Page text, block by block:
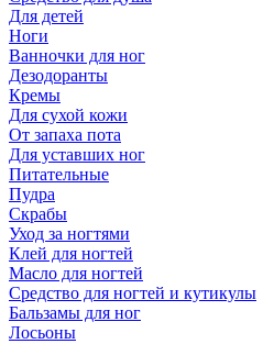
Для детей
Ноги
Ванночки для ног
Дезодоранты
Кремы
Для сухой кожи
От запаха пота
Для уставших ног
Питательные
Пудра
Скрабы
Уход за ногтями
Клей для ногтей
Масло для ногтей
Средство для ногтей и кутикулы
Бальзамы для ног
Лосьоны